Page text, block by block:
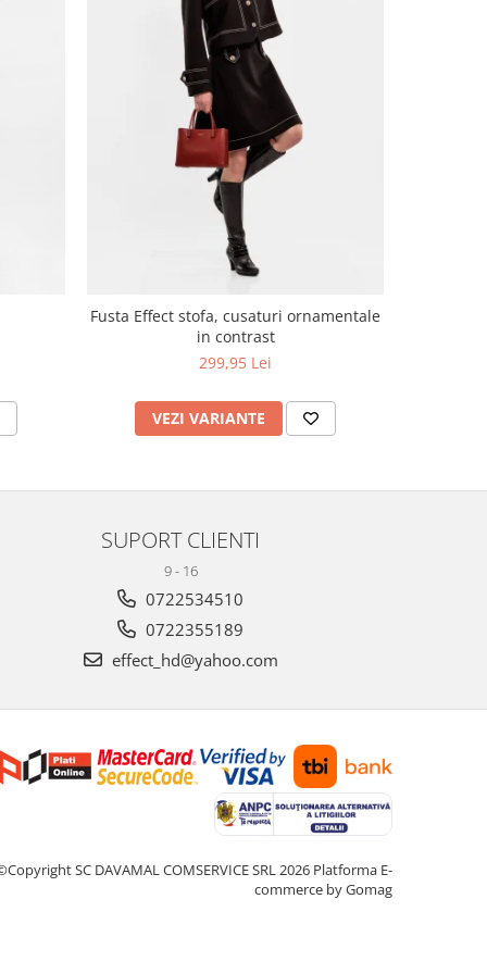
Fusta Effect stofa, cusaturi ornamentale
in contrast
299,95 Lei
VEZI VARIANTE
SUPORT CLIENTI
9 - 16
0722534510
0722355189
effect_hd@yahoo.com
SC DAVAMAL COMSERVICE SRL 2026 Platforma E-
commerce by Gomag